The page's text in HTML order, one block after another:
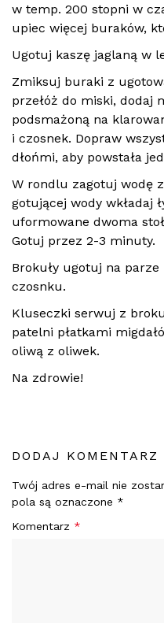
w temp. 200 stopni w
upiec więcej buraków,
Ugotuj kaszę jaglaną w
Zmiksuj buraki z
przełóż do miski, dodaj
podsmażoną na
i czosnek. Dopraw
dłońmi, aby powstała
W rondlu zagotuj wodę
gotującej wody wkładaj
uformowane dwoma
Gotuj przez 2-3 minuty.
Brokuły ugotuj na
czosnku.
Kluseczki serwuj z
patelni płatkami
oliwą z oliwek.
Na zdrowie!
DODAJ KOMENTARZ
Twój adres e-mail nie
pola są oznaczone *
Komentarz *